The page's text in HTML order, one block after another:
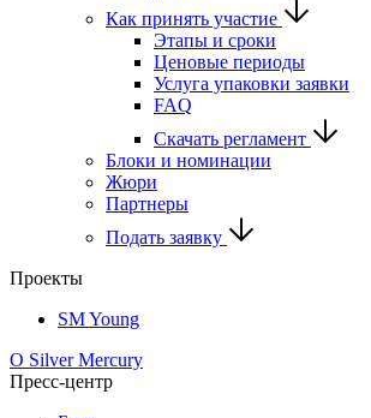
Как принять участие
Этапы и сроки
Ценовые периоды
Услуга упаковки заявки
FAQ
Скачать регламент
Блоки и номинации
Жюри
Партнеры
Подать заявку
Проекты
SM Young
О Silver Mercury
Пресс-центр